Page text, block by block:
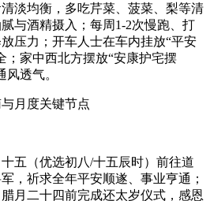
淡均衡，多吃芹菜、菠菜、梨等清
与酒精摄入；每周1-2次慢跑、打
压力；开车人士在车内挂放“平安
；家中西北方摆放“安康护宅摆
透气。
月度关键节点
五（优选初八/十五辰时）前往道
，祈求全年平安顺遂、事业亨通；
月二十四前完成还太岁仪式，感恩